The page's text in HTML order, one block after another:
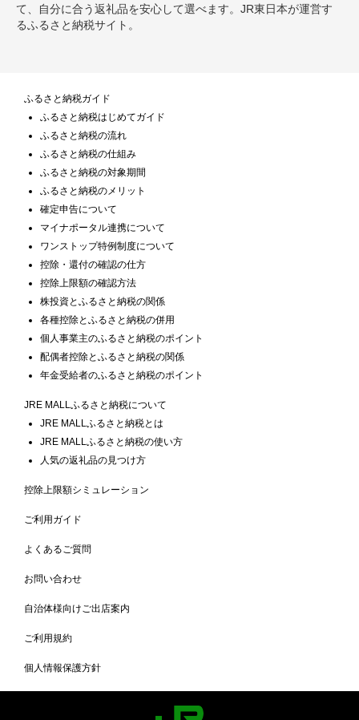
て、自分に合う返礼品を安心して選べます。JR東日本が運営す
るふるさと納税サイト。
ふるさと納税ガイド
ふるさと納税はじめてガイド
ふるさと納税の流れ
ふるさと納税の仕組み
ふるさと納税の対象期間
ふるさと納税のメリット
確定申告について
マイナポータル連携について
ワンストップ特例制度について
控除・還付の確認の仕方
控除上限額の確認方法
株投資とふるさと納税の関係
各種控除とふるさと納税の併用
個人事業主のふるさと納税のポイント
配偶者控除とふるさと納税の関係
年金受給者のふるさと納税のポイント
JRE MALLふるさと納税について
JRE MALLふるさと納税とは
JRE MALLふるさと納税の使い方
人気の返礼品の見つけ方
控除上限額シミュレーション
ご利用ガイド
よくあるご質問
お問い合わせ
自治体様向けご出店案内
ご利用規約
個人情報保護方針